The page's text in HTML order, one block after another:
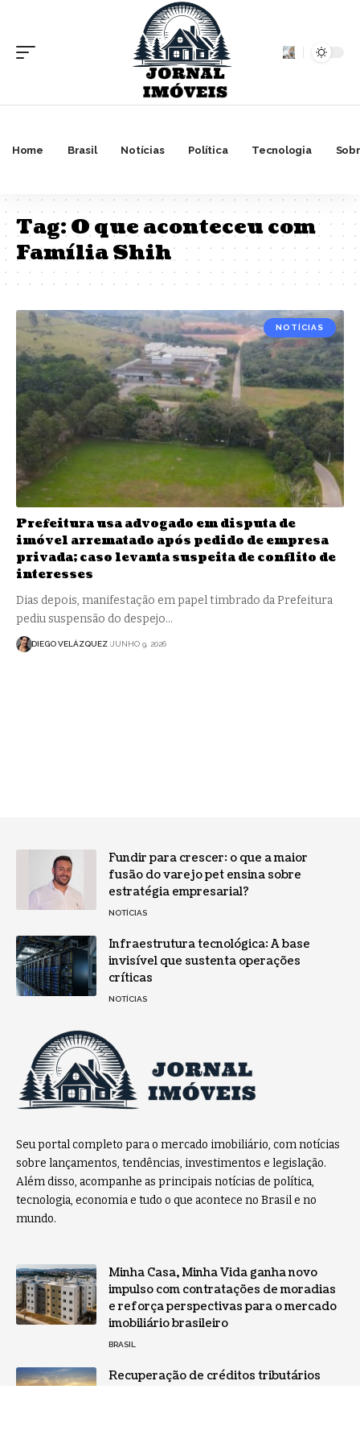
Home Brasil Notícias Política Tecnologia
Tag:O que aconteceu com
Família Shih
NOTÍCIAS
Prefeitura usa advogado em disputa de
imóvel arrematado após pedido de empresa
privada; caso levanta suspeita de conflito de
interesses
Dias depois, manifestação em papel timbrado da Prefeitura
pediu suspensão do despejo…
DIEGO VELÁZQUEZ JUNHO 9, 2026
Fundir para crescer: o que a maior
fusão do varejo pet ensina sobre
estratégia empresarial?
NOTÍCIAS
Infraestrutura tecnológica: A base
invisível que sustenta operações
críticas
NOTÍCIAS
Seu portal completo para o mercado imobiliário, com notícias
sobre lançamentos, tendências, investimentos e legislação.
Além disso, acompanhe as principais notícias de política,
tecnologia, economia e tudo o que acontece no Brasil e no
mundo.
Minha Casa, Minha Vida ganha novo
impulso com contratações de moradias
e reforça perspectivas para o mercado
imobiliário brasileiro
BRASIL
Recuperação de créditos tributários